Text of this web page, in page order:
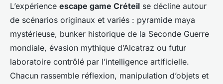
L’expérience escape game Créteil se décline autour
de scénarios originaux et variés : pyramide maya
mystérieuse, bunker historique de la Seconde Guerre
mondiale, évasion mythique d’Alcatraz ou futur
laboratoire contrôlé par l’intelligence artificielle.
Chacun rassemble réflexion, manipulation d’objets et